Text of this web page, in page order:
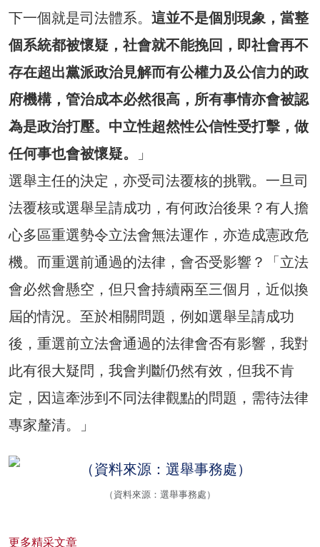
下一個就是司法體系。 這並不是個別現象，當整
個系統都被懷疑，社會就不能挽回，即社會再不
存在超出黨派政治見解而有公權力及公信力的政
府機構，管治成本必然很高，所有事情亦會被認
為是政治打壓。中立性超然性公信性受打擊，做
任何事也會被懷疑。
」
選舉主任的決定，亦受司法覆核的挑戰。一旦司
法覆核或選舉呈請成功，有何政治後果？有人擔
心多區重選勢令立法會無法運作，亦造成憲政危
機。而重選前通過的法律，會否受影響？「立法
會必然會懸空，但只會持續兩至三個月，近似換
屆的情況。至於相關問題，例如選舉呈請成功
後，重選前立法會通過的法律會否有影響，我對
此有很大疑問，我會判斷仍然有效，但我不肯
定，因這牽涉到不同法律觀點的問題，需待法律
專家釐清。」
（資料來源：選舉事務處）
更多精采文章